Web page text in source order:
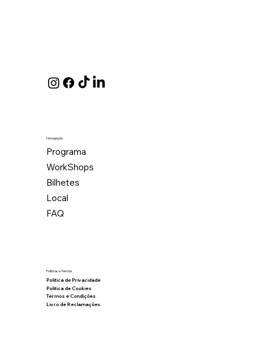
Navegação
Programa
WorkShops
Bilhetes
Local
FAQ
Políticas e Termos
Política de Privacidade
Política de Cookies
Termos e Condições
Livro de Reclamações